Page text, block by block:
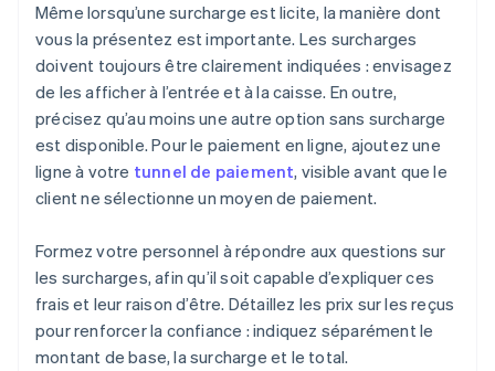
Même lorsqu’une surcharge est licite, la manière dont
vous la présentez est importante. Les surcharges
doivent toujours être clairement indiquées : envisagez
de les afficher à l’entrée et à la caisse. En outre,
précisez qu’au moins une autre option sans surcharge
est disponible. Pour le paiement en ligne, ajoutez une
ligne à votre tunnel de paiement, visible avant que le
client ne sélectionne un moyen de paiement.
Formez votre personnel à répondre aux questions sur
les surcharges, afin qu’il soit capable d’expliquer ces
frais et leur raison d’être. Détaillez les prix sur les reçus
pour renforcer la confiance : indiquez séparément le
montant de base, la surcharge et le total.